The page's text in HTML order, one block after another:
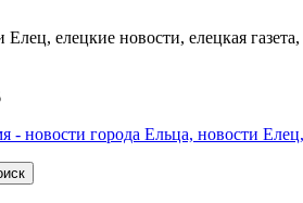
елецкие новости, елецкая
- новости города Ельца, новости